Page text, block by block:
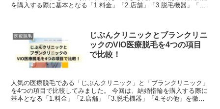
を購入する際に基本となる「1.料金」「2.店舗」「3.脱毛機器」「4.
医療脱毛
じぶんクリニックとブランクリニ
ックのVIO医療脱毛を4つの項目
で比較！
人気の医療脱毛である「じぶんクリニック」と「ブランクリニック」
を4つの項目で比較してみました。 今回は、結婚指輪を購入する際に
基本となる「1.料金」「2.店舗」「3.脱毛機器」「4.その他」を徹底